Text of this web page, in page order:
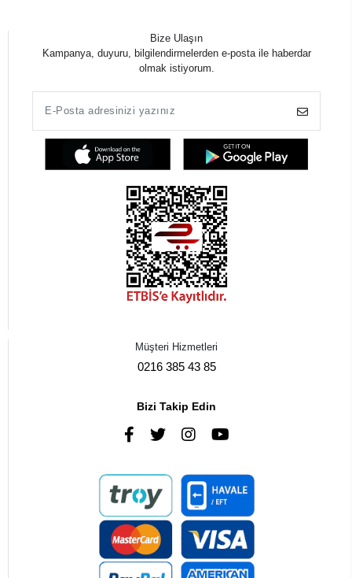
Bize Ulaşın
Kampanya, duyuru, bilgilendirmelerden e-posta ile haberdar
olmak istiyorum.
Müşteri Hizmetleri
0216 385 43 85
Bizi Takip Edin